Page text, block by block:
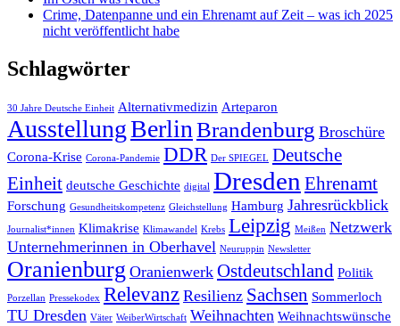
Crime, Datenpanne und ein Ehrenamt auf Zeit – was ich 2025
nicht veröffentlicht habe
Schlagwörter
30 Jahre Deutsche Einheit Alternativmedizin Arteparon
AusstellungBerlin Brandenburg Broschüre
Corona-Krise Corona-Pandemie DDR Der SPIEGEL Deutsche
Einheit deutsche Geschichte digital Dresden Ehrenamt
Forschung Gesundheitskompetenz Gleichstellung Hamburg Jahresrückblick
Journalist*innen Klimakrise Klimawandel Krebs Leipzig Meißen Netzwerk
Unternehmerinnen in Oberhavel Neuruppin Newsletter
Oranienburg Oranienwerk Ostdeutschland Politik
Porzellan Pressekodex Relevanz Resilienz Sachsen Sommerloch
TU Dresden Väter WeiberWirtschaft Weihnachten Weihnachtswünsche